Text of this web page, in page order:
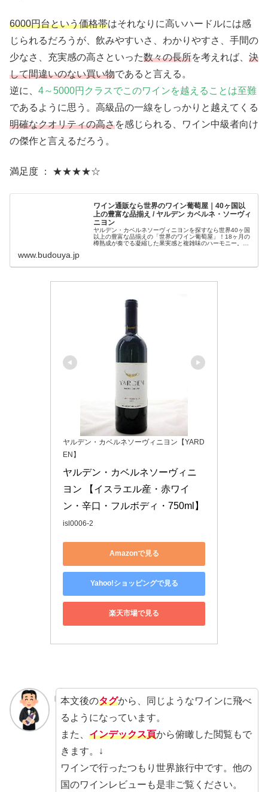
6000円台という価格帯はそれなりに高いハードルには感
じられるだろうが、飲みやすいさ、わかりやすさ、手間の
少なさ、充実感の高さといった数々の長所を考えれば、 決
して間違いのない買い物であると言える。
逆に、 4～5000円クラスでこのワインを越えることは至難
であるように思う。高級品の一線をしっかりと越えてくる
明確なクオリティの高さを感じられる、ワイン中級者向け
の傑作と言えるだろう。
満足度 ： ★★★★☆
ワイン通販なら世界のワイン葡萄屋｜40ヶ国以
上の豊富な品揃え / ヤルデン カベルネ・ソーヴィ
ニヨン
ヤルデン・カベルネソーヴィニヨンを探すなら世界40ヶ国
以上の豊富な品揃えの「世界のワイン葡萄屋」！18ヶ月の
樽熟成が奏でる凝縮した果実感と複雑味のハーモニー。濃
www.budouya.jp
ヤルデン・カベルネソーヴィニヨン【YARD
EN】
ヤルデン・カベルネソーヴィニ
ヨン 【イスラエル産・赤ワイ
ン・辛口・フルボディ・750ml】
isl0006-2
Amazonで見る
Yahoo!ショッピングで見る
楽天市場で見る
本文後のタグから、同じようなワインに飛べ
るようになっています。
また、 インデックス頁から俯瞰した閲覧もで
きます。↓
ワインで行ったつもり世界旅行中です。他の
国のワインレビューも是非ご覧ください。